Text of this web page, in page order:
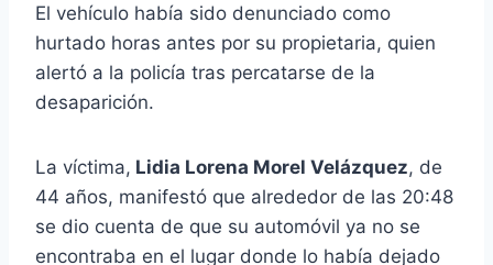
El vehículo había sido denunciado como
hurtado horas antes por su propietaria, quien
alertó a la policía tras percatarse de la
desaparición.
La víctima, Lidia Lorena Morel Velázquez, de
44 años, manifestó que alrededor de las 20:48
se dio cuenta de que su automóvil ya no se
encontraba en el lugar donde lo había dejado